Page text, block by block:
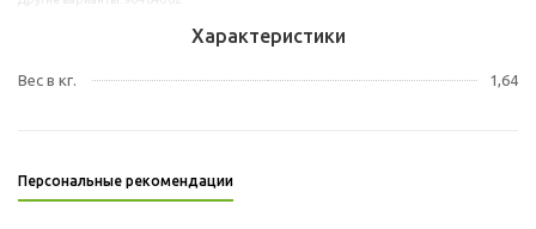
Характеристики
Вес в кг. 1,64
Персональные рекомендации